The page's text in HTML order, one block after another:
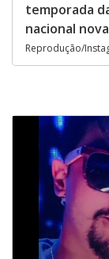
temporada
nacional
Reprodução/